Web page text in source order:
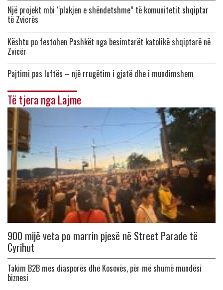
Një projekt mbi “plakjen e shëndetshme” të komunitetit shqiptar
të Zvicrës
Kështu po festohen Pashkët nga besimtarët katolikë shqiptarë në
Zvicër
Pajtimi pas luftës – një rrugëtim i gjatë dhe i mundimshem
Të tjera nga Lajme
900 mijë veta po marrin pjesë në Street Parade të
Cyrihut
Takim B2B mes diasporës dhe Kosovës, për më shumë mundësi
biznesi